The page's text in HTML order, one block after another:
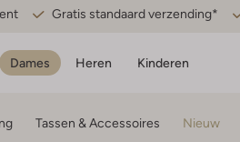
Gratis standaard verzending*
Dames Heren Kinderen
Tassen & Accessoires Nieuw